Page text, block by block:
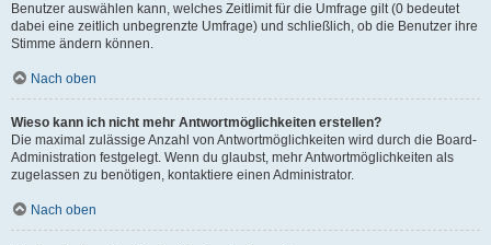
Benutzer auswählen kann, welches Zeitlimit für die Umfrage gilt (0 bedeutet
dabei eine zeitlich unbegrenzte Umfrage) und schließlich, ob die Benutzer ihre
Stimme ändern können.
Nach oben
Wieso kann ich nicht mehr Antwortmöglichkeiten erstellen?
Die maximal zulässige Anzahl von Antwortmöglichkeiten wird durch die Board-
Administration festgelegt. Wenn du glaubst, mehr Antwortmöglichkeiten als
zugelassen zu benötigen, kontaktiere einen Administrator.
Nach oben